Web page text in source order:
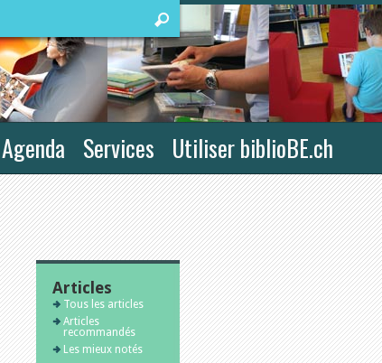
Agenda Services Utiliser biblioBE.ch
Articles
Tous les articles
Articles
recommandés
Les mieux notés